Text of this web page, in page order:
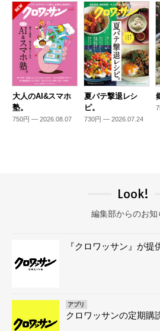
大人のAI&スマホ
塾。
750円 — 2026.08.07
夏バテ撃退レシ
ピ。
730円 — 2026.07.24
Look!
編集部からのお知
『クロワッサン』が提
アプリ
クロワッサンの定期購